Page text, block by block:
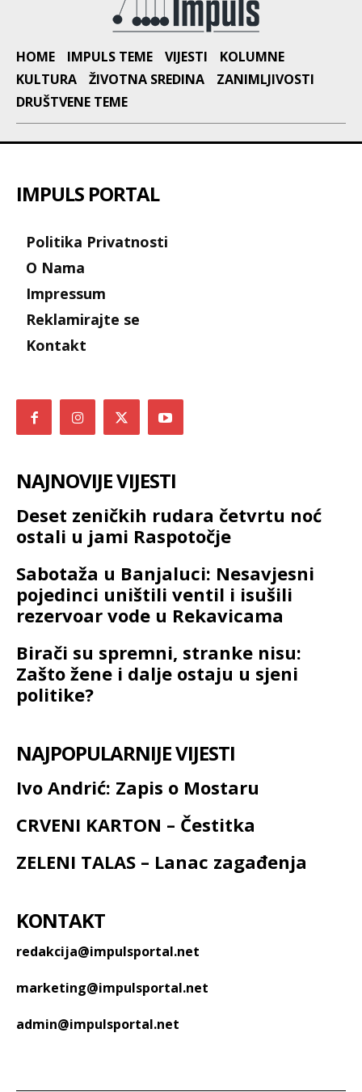
HOME IMPULS TEME VIJESTI
KOLUMNE
KULTURA
ŽIVOTNA SREDINA
ZANIMLJIVOSTI
DRUŠTVENE TEME
IMPULS PORTAL
Politika Privatnosti
O Nama
Impressum
Reklamirajte se
Kontakt
NAJNOVIJE VIJESTI
Deset zeničkih rudara četvrtu noć
ostali u jami Raspotočje
Sabotaža u Banjaluci: Nesavjesni
pojedinci uništili ventil i isušili
rezervoar vode u Rekavicama
Birači su spremni, stranke nisu:
Zašto žene i dalje ostaju u sjeni
politike?
NAJPOPULARNIJE VIJESTI
Ivo Andrić: Zapis o Mostaru
CRVENI KARTON – Čestitka
ZELENI TALAS – Lanac zagađenja
KONTAKT
redakcija@impulsportal.net
marketing@impulsportal.net
admin@impulsportal.net